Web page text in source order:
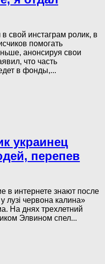
свой инстаграм ролик, в
помогать
анонсируя свои
что часть
в фонды,...
украинец
перепев
в интернете знают после
лузі червона калина»
На днях трехлетний
Элвином спел...